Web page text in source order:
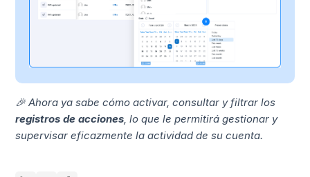
🎉 Ahora ya sabe cómo activar, consultar y filtrar los
registros de acciones, lo que le permitirá gestionar y
supervisar eficazmente la actividad de su cuenta.